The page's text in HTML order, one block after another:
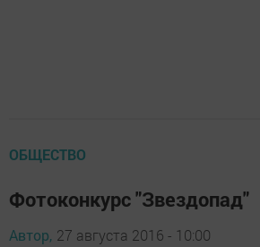
ОБЩЕСТВО
Фотоконкурс "Звездопад"
Автор, 27 августа 2016 - 10:00